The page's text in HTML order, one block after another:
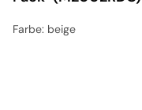
Farbe: beige